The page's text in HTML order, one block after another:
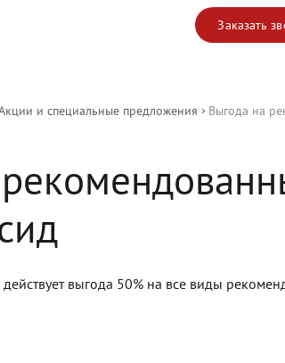
Заказать
и специальные предложения Выгода на
выгода 50% на все виды